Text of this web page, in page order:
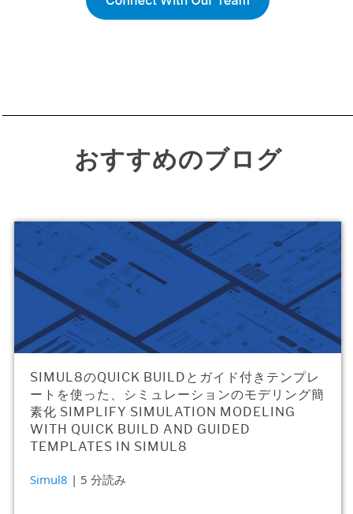
おすすめのブログ
SIMUL8のQUICK BUILDとガイド付きテンプレ
ートを使った、シミュレーションのモデリング簡
素化 SIMPLIFY SIMULATION MODELING
WITH QUICK BUILD AND GUIDED
TEMPLATES IN SIMUL8
Simul8 | 5 分読み